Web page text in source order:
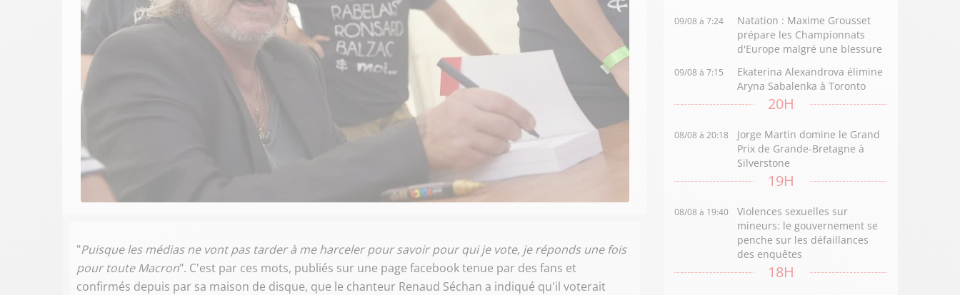
"Puisque les médias ne vont pas tarder à me harceler pour savoir pour qui je vote, je réponds une fois
pour toute Macron". C'est par ces mots, publiés sur une page facebook tenue par des fans et
confirmés depuis par sa maison de disque, que le chanteur Renaud Séchan a indiqué qu'il voterait
09/08 à 7:24
Natation : Maxime Grousset
prépare les Championnats
d'Europe malgré une blessure
09/08 à 7:15
Ekaterina Alexandrova élimine
Aryna Sabalenka à Toronto
20H
08/08 à 20:18
Jorge Martin domine le Grand
Prix de Grande-Bretagne à
Silverstone
19H
08/08 à 19:40
Violences sexuelles sur
mineurs: le gouvernement se
penche sur les défaillances
des enquêtes
18H